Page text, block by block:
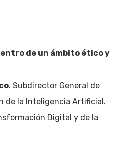
de un ámbito ético y
. Subdirector General de
de la Inteligencia Artificial.
Digital y de la